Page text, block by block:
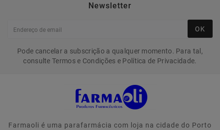
Newsletter
OK
Pode cancelar a subscrição a qualquer momento. Para tal,
consulte Termos e Condições e Política de Privacidade.
Farmaoli é uma parafarmácia com loja na cidade do Porto